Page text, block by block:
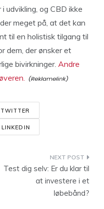
udvikling, og CBD ikke
meget på, at det kan
til en holistisk tilgang til
dem, der ønsker et
bivirkninger. Andre
TWITTER
LINKEDIN
Test dig selv: Er du klar til
at investere i et
løbebånd?